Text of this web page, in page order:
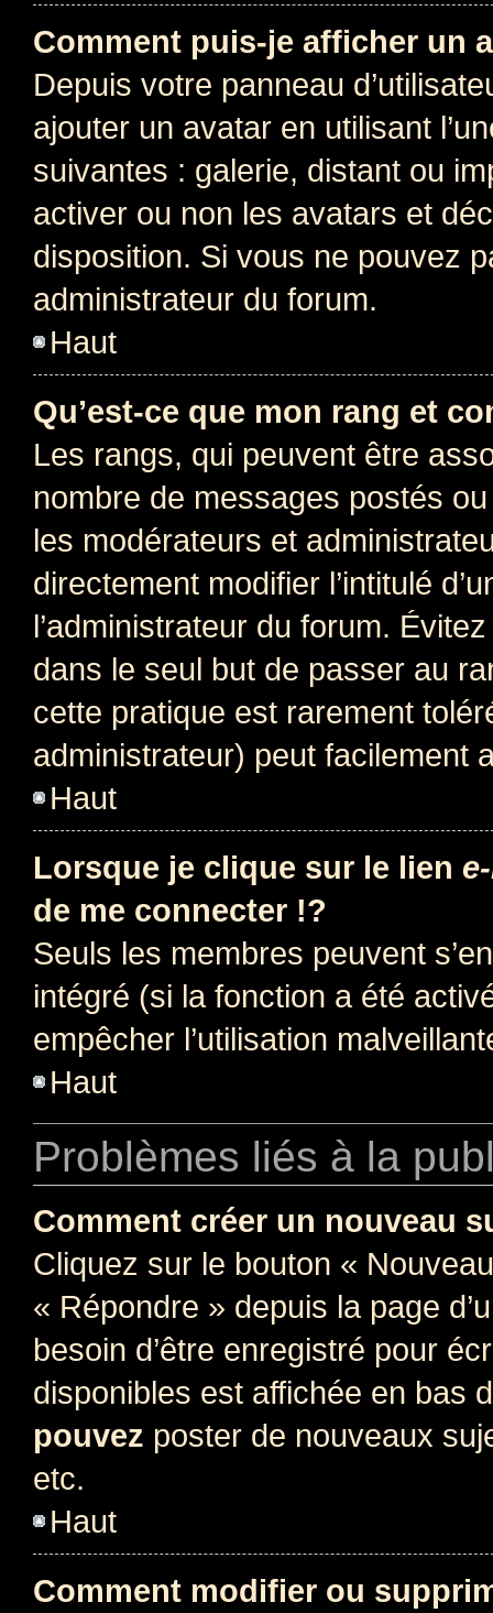
Comment puis-je afficher un
Depuis votre panneau
ajouter un avatar en utilisant
suivantes : galerie, distant ou
activer ou non les avatars et
disposition. Si vous ne pouvez
administrateur du forum.
Haut
Qu’est-ce que mon rang et
Les rangs, qui peuvent être
nombre de messages postés
les modérateurs et
directement modifier l’intitulé
l’administrateur du forum.
dans le seul but de passer au
cette pratique est rarement
administrateur) peut facilement
Haut
Lorsque je clique sur le lien
de me connecter !?
Seuls les membres peuvent
intégré (si la fonction a été
empêcher l’utilisation
Haut
Problèmes liés à la
Comment créer un nouveau
Cliquez sur le bouton «
« Répondre » depuis la page
besoin d’être enregistré pour
disponibles est affichée en bas
pouvez poster de nouveaux
etc.
Haut
Comment modifier ou